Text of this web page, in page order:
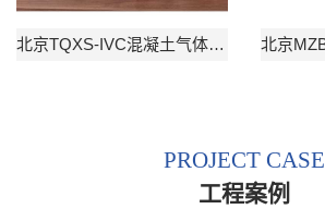
北京TQXS-IVC混凝土气体渗透试验仪GB/T50082
PROJECT CASE
工程案例